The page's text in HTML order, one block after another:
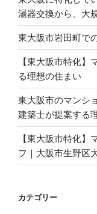
湯器交換から、大
東大阪市岩田町で
【東大阪市特化】
る理想の住まい
東大阪市のマンシ
建築士が提案する
【東大阪市特化】
フ｜大阪市生野区
カテゴリー